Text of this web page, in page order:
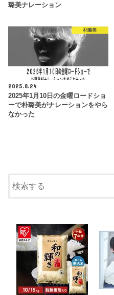
璐美ナレーション
朴璐美
2025.8.24
2025年1月10日の金曜ロードショ
ーで朴璐美がナレーションをやら
なかった